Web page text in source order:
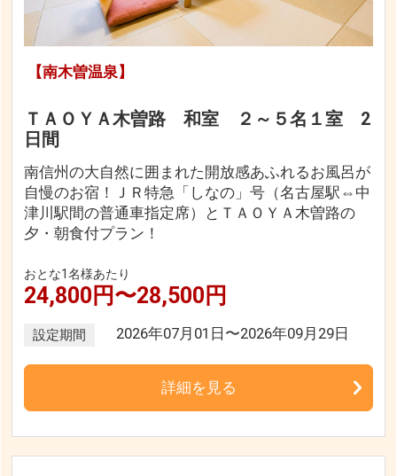
【南木曽温泉】
ＴＡＯＹＡ木曽路 和室 ２～５名１室 2
日間
南信州の大自然に囲まれた開放感あふれるお風呂が
自慢のお宿！ＪＲ特急「しなの」号（名古屋駅⇔中
津川駅間の普通車指定席）とＴＡＯＹＡ木曽路の
夕・朝食付プラン！
おとな1名様あたり
24,800円〜28,500円
設定期間 2026年07月01日〜2026年09月29日
詳細を見る